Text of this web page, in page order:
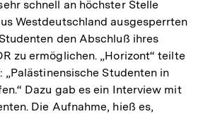
schnell an höchster Stelle
Westdeutschland ausgesperrten
den Abschluß ihres
zu ermöglichen. „Horizont“ teilte
„Palästinensische Studenten in
Dazu gab es ein Interview mit
Die Aufnahme, hieß es,